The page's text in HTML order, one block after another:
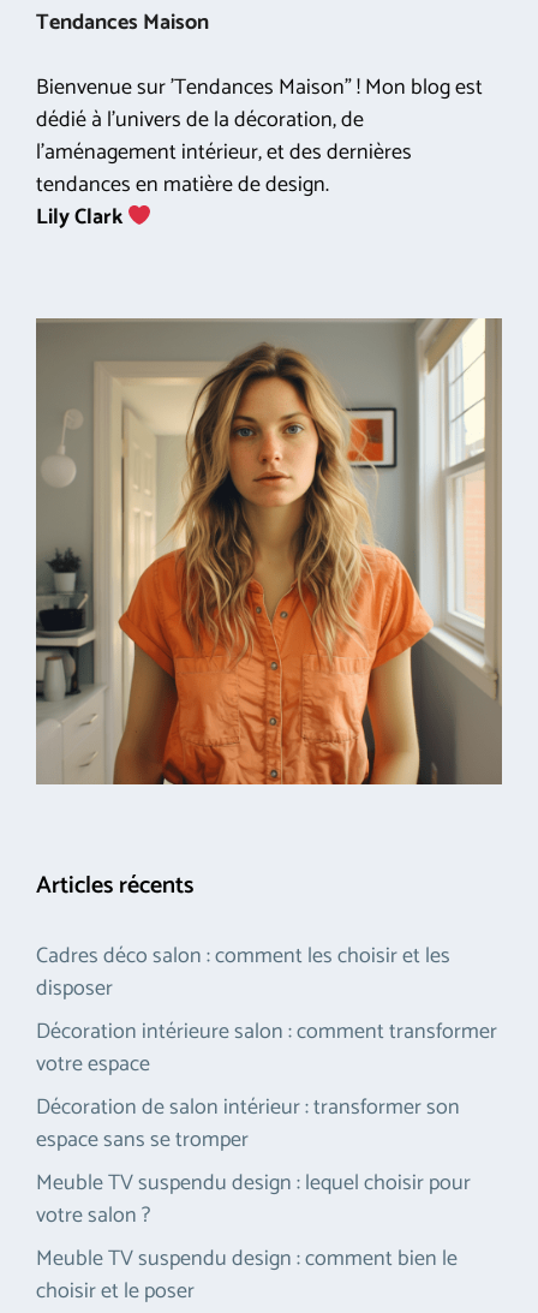
Tendances Maison
Bienvenue sur 'Tendances Maison" ! Mon blog est
dédié à l'univers de la décoration, de
l'aménagement intérieur, et des dernières
tendances en matière de design.
Lily Clark
Articles récents
Cadres déco salon : comment les choisir et les
disposer
Décoration intérieure salon : comment transformer
votre espace
Décoration de salon intérieur : transformer son
espace sans se tromper
Meuble TV suspendu design : lequel choisir pour
votre salon ?
Meuble TV suspendu design : comment bien le
choisir et le poser